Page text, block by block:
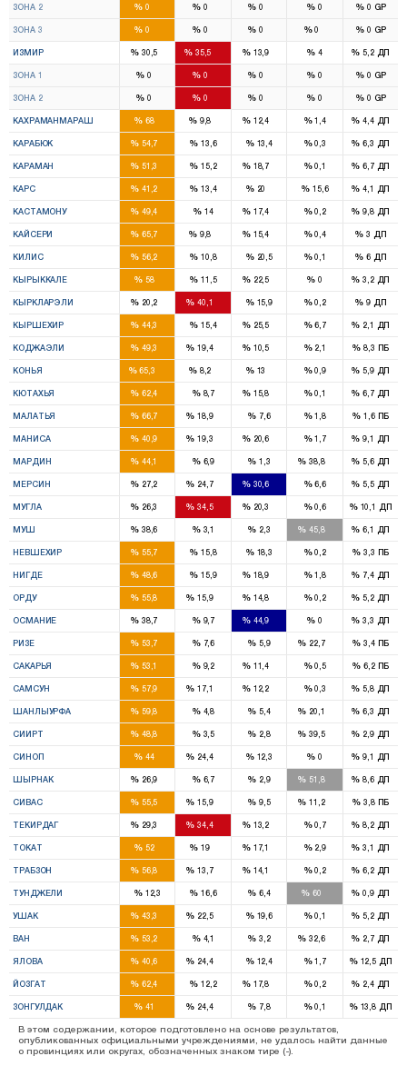
ЗОНА 2 %0 %0 % 0 % 0 %0 GP
ЗОНА 3 %0 %0 % 0 %0 %0 GP
ИЗМИР %30,5 %35,5 %13,9 % 4 % 5,2 ДП
ЗОНА 1 % 0 %0 % 0 % 0 %0 GP
ЗОНА 2 % 0 %0 % 0 % 0 %0 GP
КАХРАМАНМАРАШ %68 %9,8 %12,4 %1,4 % 4,4 ДП
КАРАБЮК %54,7 % 13,6 %13,4 %0,3 % 6,3 ДП
КАРАМАН %51,3 % 15,2 %18,7 %0,1 % 6,7 ДП
КАРС %41,2 % 13,4 %20 % 15,6 % 4,1 ДП
КАСТАМОНУ %49,4 % 14 %17,4 %0,2 % 9,8 ДП
КАЙСЕРИ %65,7 %9,8 %15,4 %0,4 %3 ДП
КИЛИС %56,2 % 10,8 %20,5 %0,1 %6 ДП
КЫРЫККАЛЕ %58 % 11,5 %22,5 % 0 % 3,2 ДП
КЫРКЛАРЭЛИ %20,2 % 40,1 %15,9 %0,2 %9 ДП
КЫРШЕХИР %44,3 % 15,4 %25,5 %6,7 % 2,1 ДП
КОДЖАЭЛИ %49,3 % 19,4 %10,5 %2,1 % 8,3 ПБ
КОНЬЯ %65,3 %8,2 %13 %0,9 % 5,9 ДП
КЮТАХЬЯ %62,4 %8,7 %15,8 %0,1 % 6,7 ДП
МАЛАТЬЯ %66,7 % 18,9 % 7,6 %1,8 % 1,6 ПБ
МАНИСА %40,9 % 19,3 %20,6 %1,7 % 9,1 ДП
МАРДИН %44,1 %6,9 % 1,3 % 38,8 % 5,6 ДП
МЕРСИН %27,2 % 24,7 %30,6 %6,6 % 5,5 ДП
МУГЛА %26,3 % 34,5 %20,3 %0,6 %10,1 ДП
МУШ %38,6 %3,1 % 2,3 % 45,8 % 6,1 ДП
НЕВШЕХИР %55,7 % 15,8 %18,3 %0,2 % 3,3 ПБ
НИГДЕ %48,6 % 15,9 %18,9 %1,8 % 7,4 ДП
ОРДУ %55,8 % 15,9 %14,8 %0,2 % 5,2 ДП
ОСМАНИЕ %38,7 %9,7 %44,9 % 0 % 3,3 ДП
РИЗЕ %53,7 %7,6 % 5,9 % 22,7 % 3,4 ПБ
САКАРЬЯ %53,1 %9,2 %11,4 %0,5 % 6,2 ПБ
САМСУН %57,9 % 17,1 %12,2 %0,3 % 5,8 ДП
ШАНЛЫУРФА %59,8 %4,8 % 5,4 % 20,1 % 6,3 ДП
СИИРТ %48,8 %3,5 % 2,8 % 39,5 % 2,9 ДП
СИНОП %44 % 24,4 %12,3 % 0 % 9,1 ДП
ШЫРНАК %26,9 %6,7 % 2,9 % 51,8 % 8,6 ДП
СИВАС %55,5 % 15,9 % 9,5 % 11,2 % 3,8 ПБ
ТЕКИРДАГ %29,3 % 34,4 %13,2 %0,7 % 8,2 ДП
ТОКАТ %52 % 19 %17,1 %2,9 % 3,1 ДП
ТРАБЗОН %56,8 % 13,7 %14,1 %0,2 % 6,2 ДП
ТУНДЖЕЛИ %12,3 % 16,6 % 6,4 % 60 % 0,9 ДП
УШАК %43,3 % 22,5 %19,6 %0,1 % 5,2 ДП
ВАН %53,2 %4,1 % 3,2 % 32,6 % 2,7 ДП
ЯЛОВА %40,6 % 24,4 %12,4 %1,7 %12,5 ДП
ЙОЗГАТ %62,4 % 12,2 %17,8 %0,2 % 2,4 ДП
ЗОНГУЛДАК %41 % 24,4 % 7,8 %0,1 %13,8 ДП
В этом содержании, которое подготовлено на основе результатов,
опубликованных официальными учреждениями, не удалось найти данные
о провинциях или округах, обозначенных знаком тире (-).